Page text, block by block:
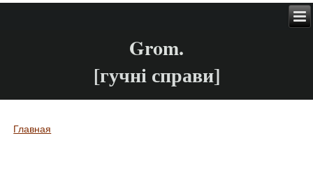
Grom.
[гучні справи]
Вы здесь
Главная